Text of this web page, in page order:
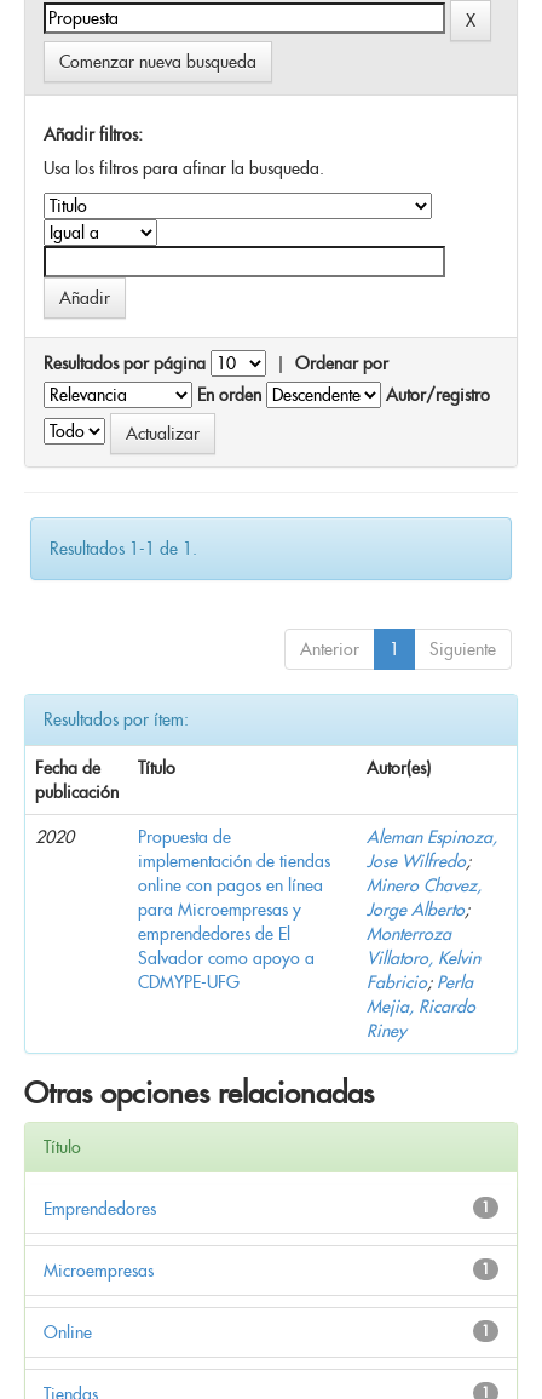
Comenzar nueva busqueda
Añadir filtros:
Usa los filtros para afinar la busqueda.
Resultados por página | Ordenar por
En orden
Autor/registro
Resultados 1-1 de 1.
Anterior 1 Siguiente
Resultados por ítem:
Fecha de
publicación
Título Autor(es)
2020
Propuesta de
implementación de tiendas
online con pagos en línea
para Microempresas y
emprendedores de El
Salvador como apoyo a
CDMYPE-UFG
Aleman Espinoza,
Jose Wilfredo;
Minero Chavez,
Jorge Alberto;
Monterroza
Villatoro, Kelvin
Fabricio; Perla
Mejia, Ricardo
Riney
Otras opciones relacionadas
Título
1
Emprendedores
1
Microempresas
1
Online
1
Tiendas